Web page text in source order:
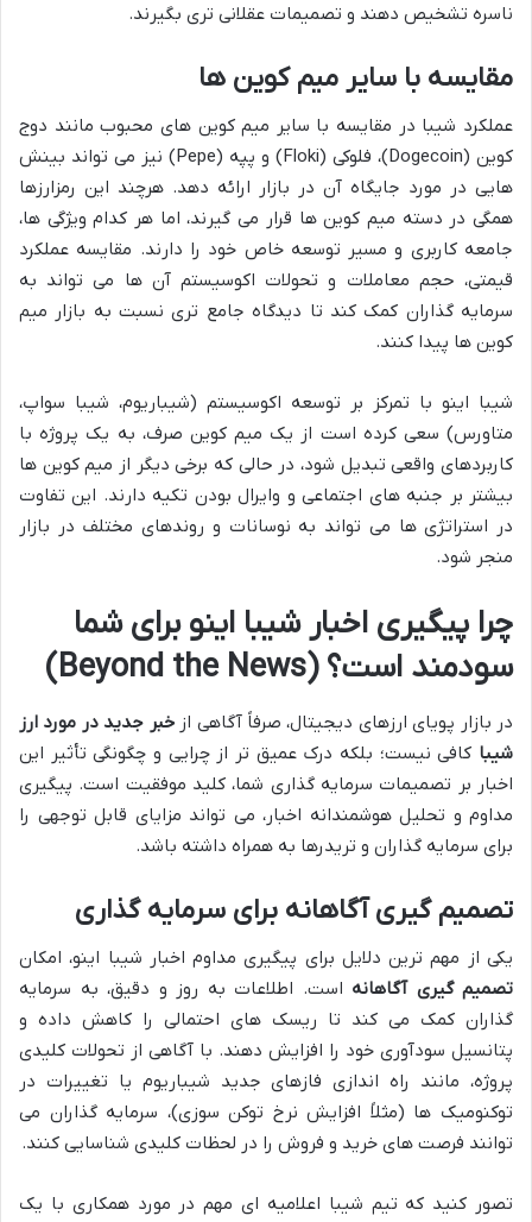
ناسره تشخیص دهند و تصمیمات عقلانی تری بگیرند.
مقایسه با سایر میم کوین ها
عملکرد شیبا در مقایسه با سایر میم کوین های محبوب مانند دوج
کوین (Dogecoin)، فلوکی (Floki) و پپه (Pepe) نیز می تواند بینش
هایی در مورد جایگاه آن در بازار ارائه دهد. هرچند این رمزارزها
همگی در دسته میم کوین ها قرار می گیرند، اما هر کدام ویژگی ها،
جامعه کاربری و مسیر توسعه خاص خود را دارند. مقایسه عملکرد
قیمتی، حجم معاملات و تحولات اکوسیستم آن ها می تواند به
سرمایه گذاران کمک کند تا دیدگاه جامع تری نسبت به بازار میم
کوین ها پیدا کنند.
شیبا اینو با تمرکز بر توسعه اکوسیستم (شیباریوم، شیبا سواپ،
متاورس) سعی کرده است از یک میم کوین صرف، به یک پروژه با
کاربردهای واقعی تبدیل شود، در حالی که برخی دیگر از میم کوین ها
بیشتر بر جنبه های اجتماعی و وایرال بودن تکیه دارند. این تفاوت
در استراتژی ها می تواند به نوسانات و روندهای مختلف در بازار
منجر شود.
چرا پیگیری اخبار شیبا اینو برای شما
سودمند است؟ (Beyond the News)
در بازار پویای ارزهای دیجیتال، صرفاً آگاهی ازخبر جدید در مورد ارز
شیبا کافی نیست؛ بلکه درک عمیق تر از چرایی و چگونگی تأثیر این
اخبار بر تصمیمات سرمایه گذاری شما، کلید موفقیت است. پیگیری
مداوم و تحلیل هوشمندانه اخبار، می تواند مزایای قابل توجهی را
برای سرمایه گذاران و تریدرها به همراه داشته باشد.
تصمیم گیری آگاهانه برای سرمایه گذاری
یکی از مهم ترین دلایل برای پیگیری مداوم اخبار شیبا اینو، امکان
تصمیم گیری آگاهانه است. اطلاعات به روز و دقیق، به سرمایه
گذاران کمک می کند تا ریسک های احتمالی را کاهش داده و
پتانسیل سودآوری خود را افزایش دهند. با آگاهی از تحولات کلیدی
پروژه، مانند راه اندازی فازهای جدید شیباریوم یا تغییرات در
توکنومیک ها (مثلاً افزایش نرخ توکن سوزی)، سرمایه گذاران می
توانند فرصت های خرید و فروش را در لحظات کلیدی شناسایی کنند.
تصور کنید که تیم شیبا اعلامیه ای مهم در مورد همکاری با یک